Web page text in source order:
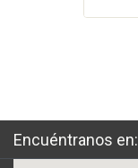
Encuéntranos en: